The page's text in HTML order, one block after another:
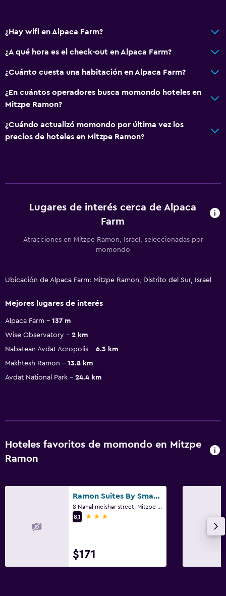
¿Hay wifi en Alpaca Farm?
¿A qué hora es el check-out en Alpaca Farm?
¿Cuánto cuesta una habitación en Alpaca Farm?
¿En cuántos operadores busca momondo hoteles en
Mitzpe Ramon?
¿Cuándo actualizó momondo por última vez los
precios de hoteles en Mitzpe Ramon?
Lugares de interés cerca de Alpaca
Farm
Atracciones en Mitzpe Ramon, Israel, seleccionadas por
momondo
Ubicación de Alpaca Farm: Mitzpe Ramon, Distrito del Sur, Israel
Mejores lugares de interés
Alpaca Farm
137 m
Wise Observatory
2 km
Nabatean Avdat Acropolis
6.3 km
Makhtesh Ramon
13.8 km
Avdat National Park
24.4 km
Hoteles favoritos de momondo en Mitzpe
Ramon
Ramon Suites By Smart Hotels
8,1
3 estrellas
$171